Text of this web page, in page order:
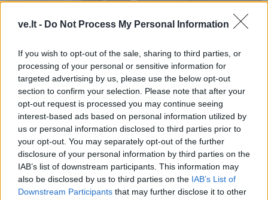
ve.lt - Do Not Process My Personal Information
If you wish to opt-out of the sale, sharing to third parties, or
processing of your personal or sensitive information for
targeted advertising by us, please use the below opt-out
section to confirm your selection. Please note that after your
opt-out request is processed you may continue seeing
interest-based ads based on personal information utilized by
us or personal information disclosed to third parties prior to
your opt-out. You may separately opt-out of the further
disclosure of your personal information by third parties on the
IAB’s list of downstream participants. This information may
also be disclosed by us to third parties on the IAB’s List of
Downstream Participants that may further disclose it to other
Po visą naktį trukusių
paieškų Italijos šiukšlyne
rastas milijoną laimėjęs
loterijos bilietas
Nusekus Dunojui, iškilo
Antrojo pasaulinio karo
laivai
Pasaulis Pasaulis